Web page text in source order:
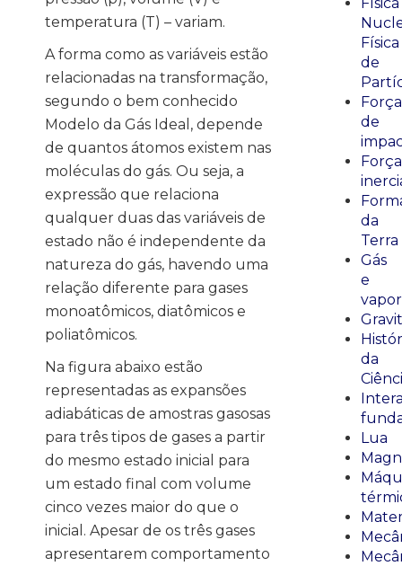
temperatura (T) – variam.
A forma como as variáveis estão
relacionadas na transformação,
segundo o bem conhecido
Modelo da Gás Ideal, depende
de quantos átomos existem nas
moléculas do gás. Ou seja, a
expressão que relaciona
qualquer duas das variáveis de
estado não é independente da
natureza do gás, havendo uma
relação diferente para gases
monoatômicos, diatômicos e
poliatômicos.
Na figura abaixo estão
representadas as expansões
adiabáticas de amostras gasosas
para três tipos de gases a partir
do mesmo estado inicial para
um estado final com volume
cinco vezes maior do que o
inicial. Apesar de os três gases
apresentarem comportamento
Física
de
Força
de
da
Terra
Gás
e
vapor
da
Lua